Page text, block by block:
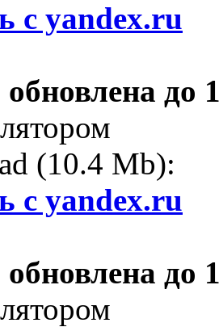
с yandex.ru
до
(10.4 Mb):
с yandex.ru
до